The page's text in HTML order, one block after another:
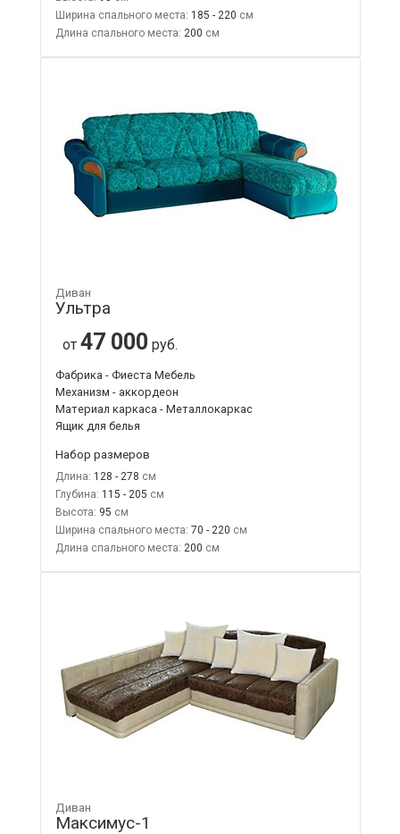
Ширина спального места: 185 - 220
Длина спального места: 200
Диван
Ультра
от 47 000 руб.
Фабрика - Фиеста Мебель
Механизм - аккордеон
Материал каркаса - Металлокаркас
Ящик для белья
Набор размеров
Длина: 128 - 278
Глубина: 115 - 205
Высота: 95
Ширина спального места: 70 - 220
Длина спального места: 200
Диван
Максимус-1